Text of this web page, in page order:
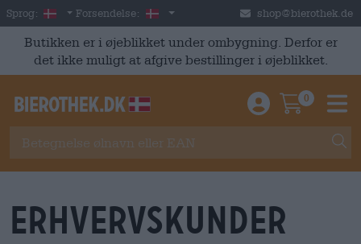
Skip to main content
Sprog: Danish
Forsendelse: Danmark shop@bierothek.de
Butikken er i øjeblikket under ombygning. Derfor er
det ikke muligt at afgive bestillinger i øjeblikket.
Einloggen /
0
erhvervskunder